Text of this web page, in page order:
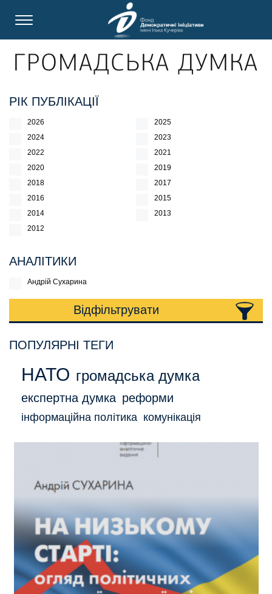
ГРОМАДСЬКА ДУМКА
РІК ПУБЛІКАЦІЇ
2026
2025
2024
2023
2022
2021
2020
2019
2018
2017
2016
2015
2014
2013
2012
АНАЛІТИКИ
Андрій Сухарина
Відфільтрувати
ПОПУЛЯРНІ ТЕГИ
НАТО громадська думка
експертна думка реформи
інформаційна політика комунікація